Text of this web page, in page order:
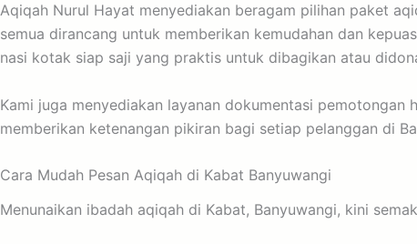
Aqiqah Nurul Hayat menyediakan beragam pilihan paket
semua dirancang untuk memberikan kemudahan dan
nasi kotak siap saji yang praktis untuk dibagikan atau
Kami juga menyediakan layanan dokumentasi
memberikan ketenangan pikiran bagi setiap pelanggan di
Cara Mudah Pesan Aqiqah di Kabat Banyuwangi
Menunaikan ibadah aqiqah di Kabat, Banyuwangi, kini